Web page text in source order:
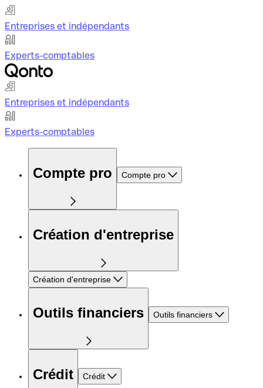
Entreprises et indépendants
Experts-comptables
Entreprises et indépendants
Experts-comptables
Compte pro Compte pro
Création d'entreprise
Création d'entreprise
Outils financiers Outils financiers
Crédit Crédit